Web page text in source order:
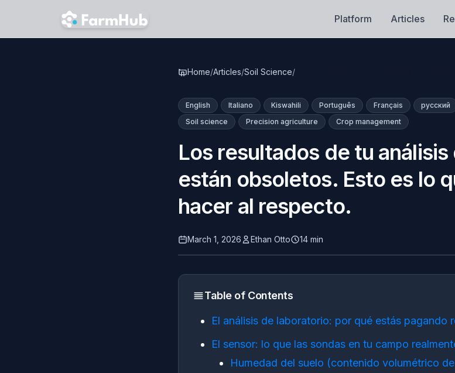
Skip to main content
Platform Articles
Home/Articles/Soil Science/
English Italiano Kiswahili Português Français русский
Soil science
Precision agriculture Crop management
Los resultados de tu análisis
están obsoletos. Esto es lo
hacer al respecto.
March 1, 2026 Ethan Otto 14 min
Table of Contents
El análisis de laboratorio: por qué estás pagando
El sensor: lo que las sondas en tu campo
Humedad del suelo (contenido volumétrico